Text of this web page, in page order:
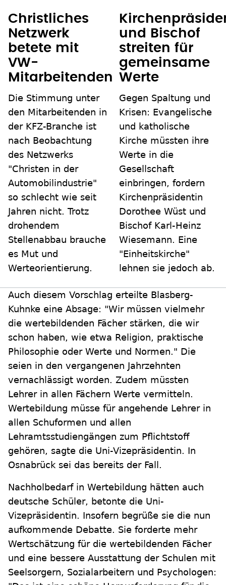
Christliches
Netzwerk
betete mit
VW-
Mitarbeitenden
Die Stimmung unter
den Mitarbeitenden in
der KFZ-Branche ist
nach Beobachtung
des Netzwerks
"Christen in der
Automobilindustrie"
so schlecht wie seit
Jahren nicht. Trotz
drohendem
Stellenabbau brauche
es Mut und
Werteorientierung.
und Bischof
streiten für
gemeinsame
Werte
Gegen Spaltung und
Krisen: Evangelische
und katholische
Kirche müssten ihre
Werte in die
Gesellschaft
einbringen, fordern
Kirchenpräsidentin
Dorothee Wüst und
Bischof Karl-Heinz
Wiesemann. Eine
"Einheitskirche"
lehnen sie jedoch ab.
Auch diesem Vorschlag erteilte Blasberg-
Kuhnke eine Absage: "Wir müssen vielmehr
die wertebildenden Fächer stärken, die wir
schon haben, wie etwa Religion, praktische
Philosophie oder Werte und Normen." Die
seien in den vergangenen Jahrzehnten
vernachlässigt worden. Zudem müssten
Lehrer in allen Fächern Werte vermitteln.
Wertebildung müsse für angehende Lehrer in
allen Schuformen und allen
Lehramtsstudiengängen zum Pflichtstoff
gehören, sagte die Uni-Vizepräsidentin. In
Osnabrück sei das bereits der Fall.
Nachholbedarf in Wertebildung hätten auch
deutsche Schüler, betonte die Uni-
Vizepräsidentin. Insofern begrüße sie die nun
aufkommende Debatte. Sie forderte mehr
Wertschätzung für die wertebildenden Fächer
und eine bessere Ausstattung der Schulen mit
Seelsorgern, Sozialarbeitern und Psychologen: